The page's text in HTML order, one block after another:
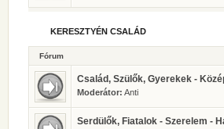
KERESZTYÉN CSALÁD
Fórum
Család, Szülők, Gyerekek -
Moderátor: Anti
Serdülők, Fiatalok - Szerelem -